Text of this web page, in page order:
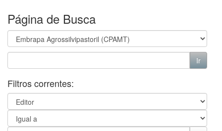
Página de Busca
Filtros correntes: